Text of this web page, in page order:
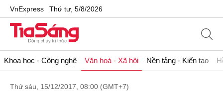
VnExpress Thứ tư, 5/8/2026
Khoa học - Công nghệ Văn hoá - Xã hội Nền tảng - Kiến tạo
Thứ sáu, 15/12/2017, 08:00 (GMT+7)